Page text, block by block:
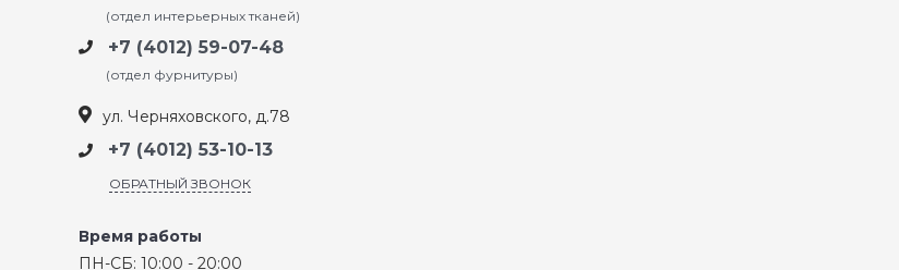
(отдел интерьерных тканей)
+7 (4012) 59-07-48
(отдел фурнитуры)
ул. Черняховского, д.78
+7 (4012) 53-10-13
ОБРАТНЫЙ ЗВОНОК
Время работы
ПН-СБ: 10:00 - 20:00